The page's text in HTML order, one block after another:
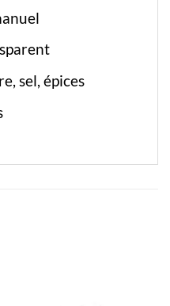
sel, épices